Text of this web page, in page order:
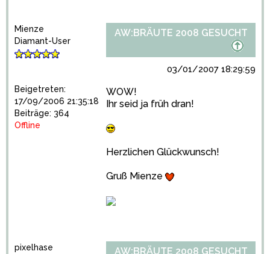
Mienze
Diamant-User
Beigetreten:
17/09/2006 21:35:18
Beiträge: 364
Offline
AW:BRÄUTE 2008 GESUCHT
03/01/2007 18:29:59
WOW!
Ihr seid ja früh dran!
Herzlichen Glückwunsch!
Gruß Mienze
pixelhase
AW:BRÄUTE 2008 GESUCHT